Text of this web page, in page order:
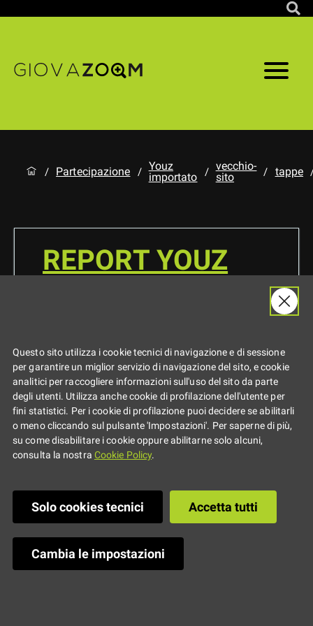
/ Partecipazione / Youz
importato
/ vecchio-
sito
/ tappe
REPORT YOUZ
Pubblicato il: 03/11/2022 - Ultima modifica: 20/12/2023
23:42
Regione Emilia-Romagna
Questo sito utilizza i cookie tecnici di navigazione e di sessione
per garantire un miglior servizio di navigazione del sito, e cookie
analitici per raccogliere informazioni sull'uso del sito da parte
degli utenti. Utilizza anche cookie di profilazione dell'utente per
fini statistici. Per i cookie di profilazione puoi decidere se abilitarli
o meno cliccando sul pulsante 'Impostazioni'. Per saperne di più,
su come disabilitare i cookie oppure abilitarne solo alcuni,
consulta la nostra Cookie Policy.
Solo cookies tecnici Accetta tutti
Cambia le impostazioni